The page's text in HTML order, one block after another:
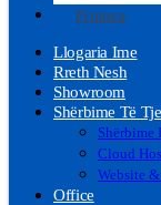
Printera
Llogaria Ime
Rreth Nesh
Showroom
Shërbime Të
Shërbime
Cloud
Website
Office